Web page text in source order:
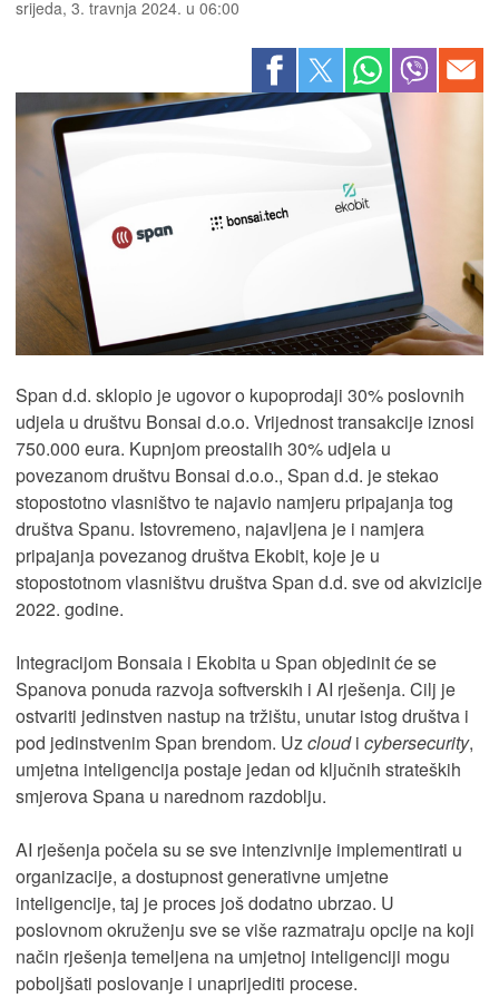
srijeda, 3. travnja 2024. u 06:00
Span d.d. sklopio je ugovor o kupoprodaji 30% poslovnih
udjela u društvu Bonsai d.o.o. Vrijednost transakcije iznosi
750.000 eura. Kupnjom preostalih 30% udjela u
povezanom društvu Bonsai d.o.o., Span d.d. je stekao
stopostotno vlasništvo te najavio namjeru pripajanja tog
društva Spanu. Istovremeno, najavljena je i namjera
pripajanja povezanog društva Ekobit, koje je u
stopostotnom vlasništvu društva Span d.d. sve od akvizicije
2022. godine.
Integracijom Bonsaia i Ekobita u Span objedinit će se
Spanova ponuda razvoja softverskih i AI rješenja. Cilj je
ostvariti jedinstven nastup na tržištu, unutar istog društva i
pod jedinstvenim Span brendom. Uzcloudi cybersecurity,
umjetna inteligencija postaje jedan od ključnih strateških
smjerova Spana u narednom razdoblju.
AI rješenja počela su se sve intenzivnije implementirati u
organizacije, a dostupnost generativne umjetne
inteligencije, taj je proces još dodatno ubrzao. U
poslovnom okruženju sve se više razmatraju opcije na koji
način rješenja temeljena na umjetnoj inteligenciji mogu
poboljšati poslovanje i unaprijediti procese.